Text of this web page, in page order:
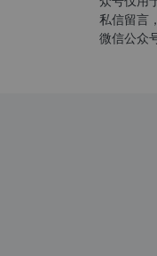
私信留言
微信公众